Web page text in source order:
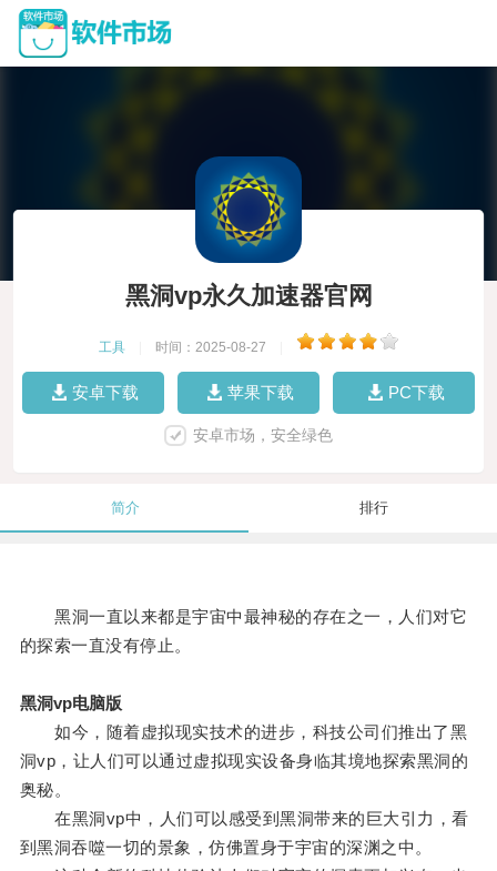
黑洞vp永久加速器官网
工具 时间：2025-08-27
安卓下载 苹果下载 PC下载
安卓市场，安全绿色
简介 排行
黑洞一直以来都是宇宙中最神秘的存在之一，人们对它
的探索一直没有停止。
黑洞vp电脑版
如今，随着虚拟现实技术的进步，科技公司们推出了黑
洞vp，让人们可以通过虚拟现实设备身临其境地探索黑洞的
奥秘。
在黑洞vp中，人们可以感受到黑洞带来的巨大引力，看
到黑洞吞噬一切的景象，仿佛置身于宇宙的深渊之中。